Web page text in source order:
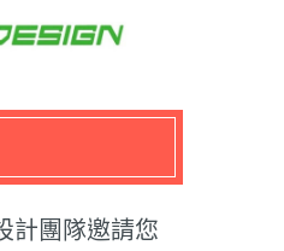
意設計-3D公
盃設計專家
計團隊邀請您